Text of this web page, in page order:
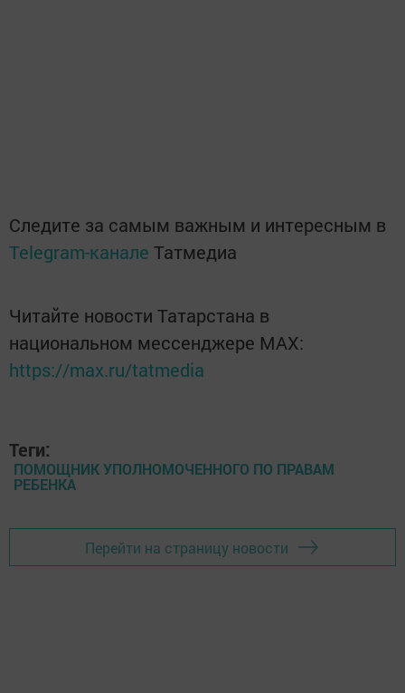
Следите за самым важным и интересным в
Telegram-канале Татмедиа
Читайте новости Татарстана в
национальном мессенджере MАХ:
https://max.ru/tatmedia
Теги:
ПОМОЩНИК УПОЛНОМОЧЕННОГО ПО ПРАВАМ
РЕБЕНКА
Перейти на страницу новости